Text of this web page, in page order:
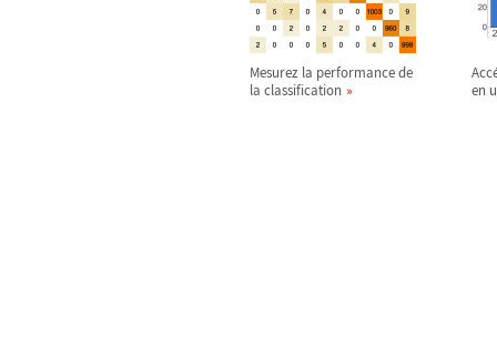
Mesurez la performance de
la classification
en